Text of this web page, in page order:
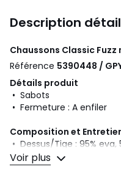
Description
Chaussons Classic
Référence 5390448 /
Détails produit
• Sabots
• Fermeture : A enfiler
Composition et
• Dessus/Tige : 95% eva,
• Doublure : 100% eva
• Semelle intérieure :
Voir plus